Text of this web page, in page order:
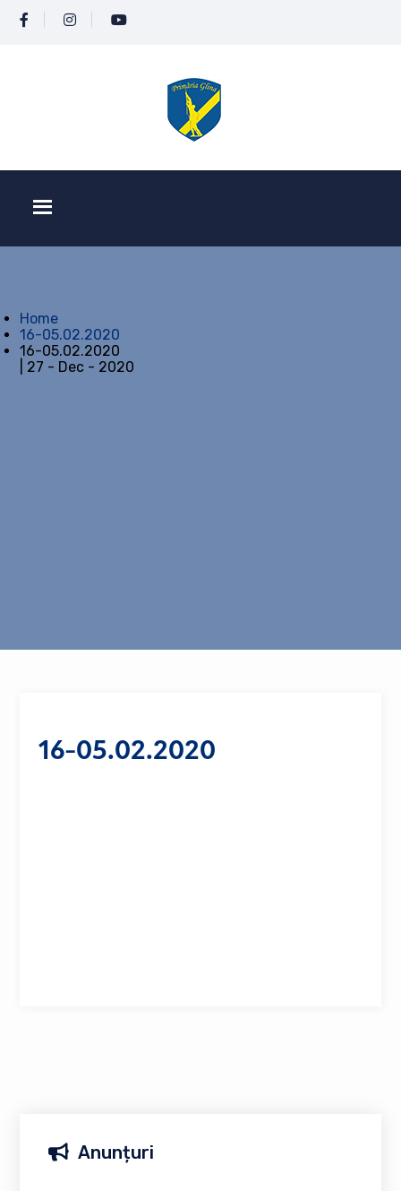
Home
16-05.02.2020
16-05.02.2020
| 27 - Dec - 2020
16-05.02.2020
Anunțuri